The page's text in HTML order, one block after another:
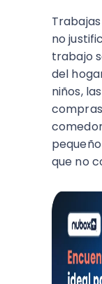
no
trabajo
del
niños,
que no